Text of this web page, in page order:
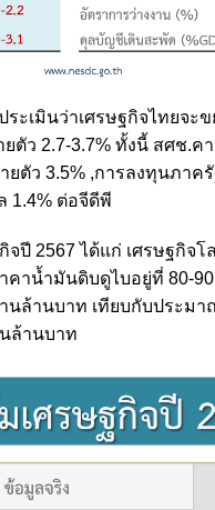
เมินว่าเศรษฐกิจไทยจะ
ว 2.7-3.7% ทั้งนี้ สศช.ค
ตัว 3.5% ,การลงทุนภาค
1.4% ต่อจีดีพี
2567 ได้แก่ เศรษฐกิจ
าน้ำมันดิบดูไบอยู่ที่ 80-
นล้านบาท เทียบกับประ
ล้านบาท